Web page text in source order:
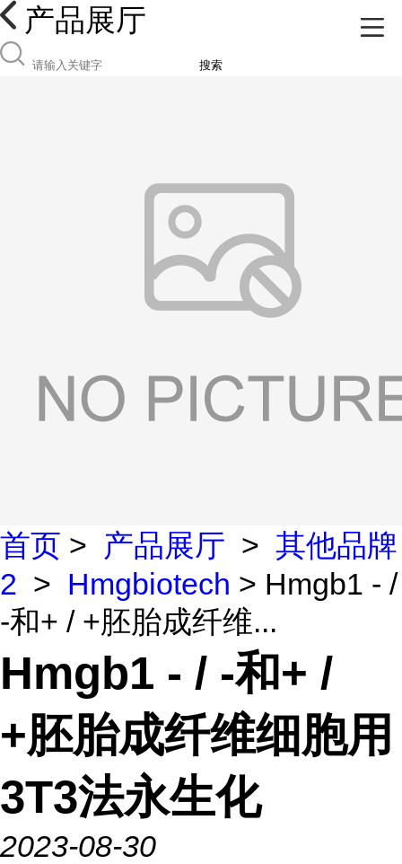
产品展厅
搜索
首页 > 产品展厅 > 其他品牌
2 > Hmgbiotech > Hmgb1 - /
-和+ / +胚胎成纤维...
Hmgb1 - / -和+ /
+胚胎成纤维细胞用
3T3法永生化
2023-08-30